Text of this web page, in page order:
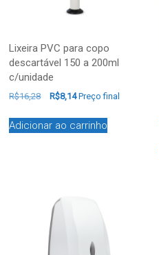
Lixeira PVC para copo
descartável 150 a 200ml
c/unidade
R$16,28 R$8,14 Preço final
Adicionar ao carrinho